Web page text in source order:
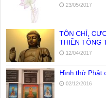
23/05/2017
TÔN CHỈ,
THIỀN TÔNG
12/04/2017
Hình thờ Phật
02/12/2016